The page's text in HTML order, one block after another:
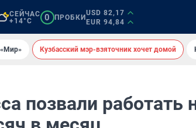
СЕЙЧАС
+14°C
0 ПРОБКИ
USD 82,17
EUR 94,84
Кузбасский мэр-взяточник хочет домой
позвали работать